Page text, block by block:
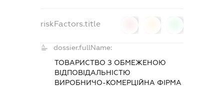
riskFactors.title
dossier.fullName:
ТОВАРИСТВО З ОБМЕЖЕНОЮ
ВІДПОВІДАЛЬНІСТЮ
ВИРОБНИЧО-КОМЕРЦІЙНА ФІРМА